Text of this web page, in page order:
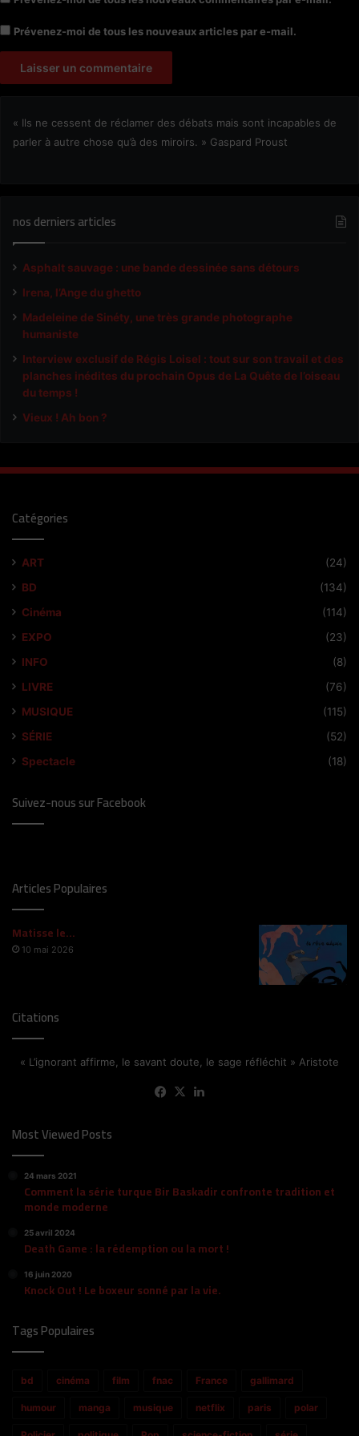
Prévenez-moi de tous les nouveaux articles par e-mail.
« Ils ne cessent de réclamer des débats mais sont incapables de
parler à autre chose qu’à des miroirs. » Gaspard Proust
nos derniers articles
Asphalt sauvage : une bande dessinée sans détours
Irena, l’Ange du ghetto
Madeleine de Sinéty, une très grande photographe
humaniste
Interview exclusif de Régis Loisel : tout sur son travail et des
planches inédites du prochain Opus de La Quête de l’oiseau
du temps !
Vieux ! Ah bon ?
Catégories
ART
(24)
BD
(134)
Cinéma
(114)
EXPO
(23)
INFO
(8)
LIVRE
(76)
MUSIQUE
(115)
SÉRIE
(52)
Spectacle
(18)
Suivez-nous sur Facebook
Articles Populaires
Matisse le…
10 mai 2026
Citations
« L’ignorant affirme, le savant doute, le sage réfléchit » Aristote
Facebook
X
Most Viewed Posts
24 mars 2021
Comment la série turque Bir Baskadir confronte tradition et
monde moderne
25 avril 2024
Death Game : la rédemption ou la mort !
16 juin 2020
Knock Out ! Le boxeur sonné par la vie.
Tags Populaires
bd cinéma film fnac France gallimard
humour manga musique netflix paris polar